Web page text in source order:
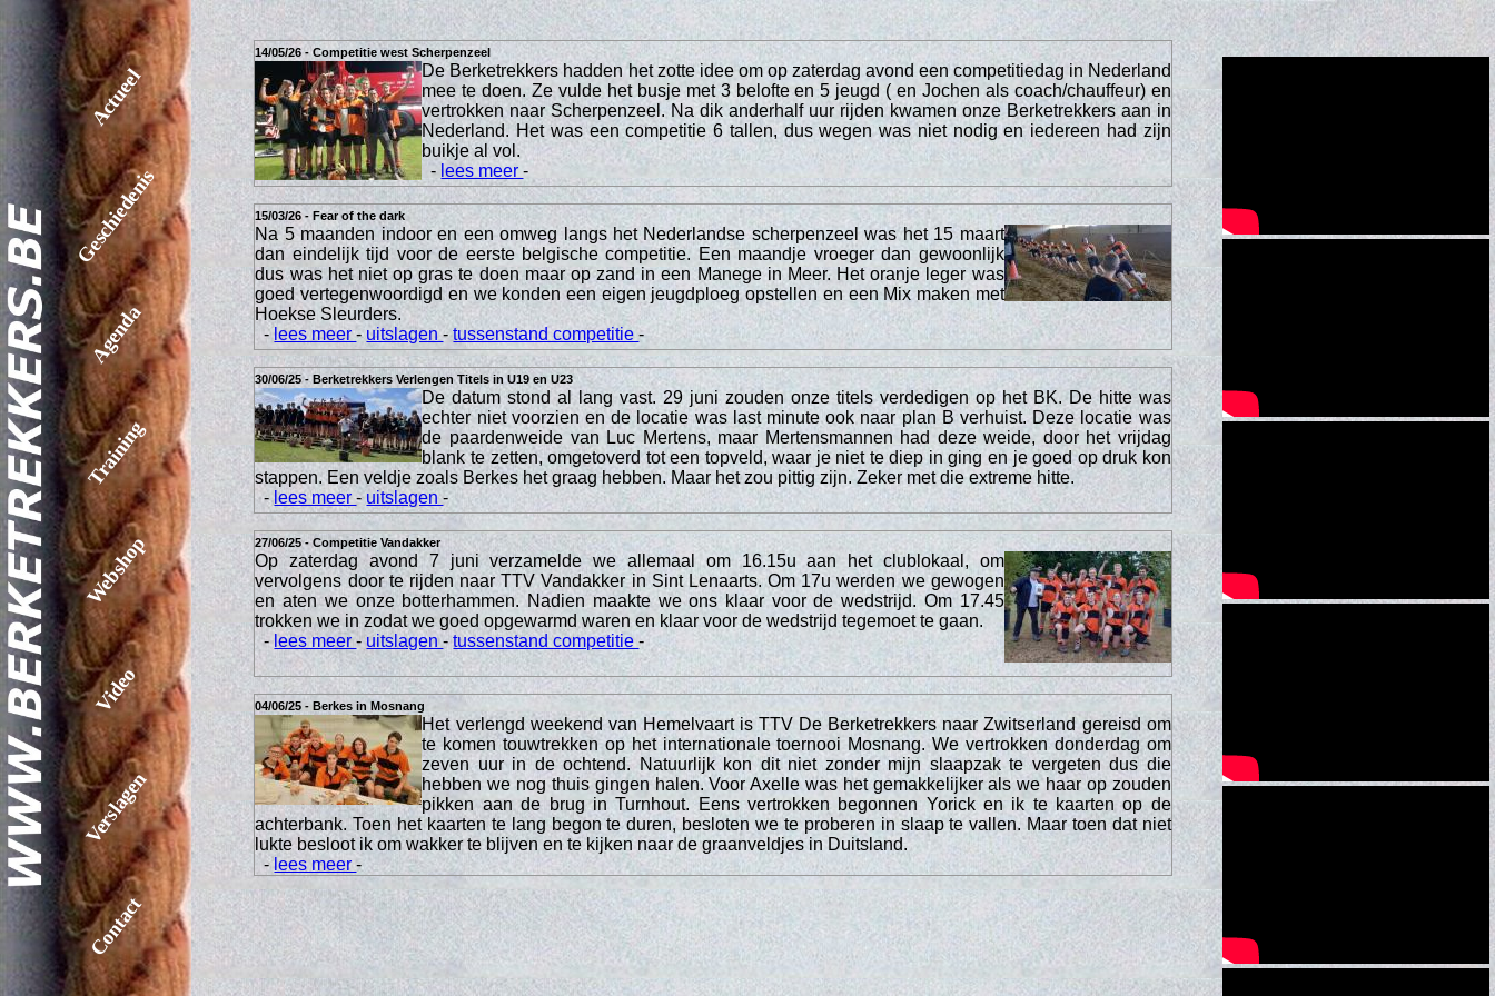
Actueel
Geschiedenis
Agenda
Training
Webshop
Video
Verslagen
Contact
14/05/26 - Competitie west Scherpenzeel
De Berketrekkers hadden het zotte idee om op zaterdag avond een competitiedag in Nederland
mee te doen. Ze vulde het busje met 3 belofte en 5 jeugd ( en Jochen als coach/chauffeur) en
vertrokken naar Scherpenzeel. Na dik anderhalf uur rijden kwamen onze Berketrekkers aan in
Nederland. Het was een competitie 6 tallen, dus wegen was niet nodig en iedereen had zijn
buikje al vol.
- lees meer-
15/03/26 - Fear of the dark
Na 5 maanden indoor en een omweg langs het Nederlandse scherpenzeel was het 15 maart
dan eindelijk tijd voor de eerste belgische competitie. Een maandje vroeger dan gewoonlijk
dus was het niet op gras te doen maar op zand in een Manege in Meer. Het oranje leger was
goed vertegenwoordigd en we konden een eigen jeugdploeg opstellen en een Mix maken met
Hoekse Sleurders.
-lees meer-uitslagen-tussenstand competitie-
30/06/25 - Berketrekkers Verlengen Titels in U19 en U23
De datum stond al lang vast. 29 juni zouden onze titels verdedigen op het BK. De hitte was
echter niet voorzien en de locatie was last minute ook naar plan B verhuist. Deze locatie was
de paardenweide van Luc Mertens, maar Mertensmannen had deze weide, door het vrijdag
blank te zetten, omgetoverd tot een topveld, waar je niet te diep in ging en je goed op druk kon
stappen. Een veldje zoals Berkes het graag hebben. Maar het zou pittig zijn. Zeker met die extreme hitte.
- lees meer-uitslagen-
27/06/25 - Competitie Vandakker
Op zaterdag avond 7 juni verzamelde we allemaal om 16.15u aan het clublokaal, om
vervolgens door te rijden naar TTV Vandakker in Sint Lenaarts. Om 17u werden we gewogen
en aten we onze botterhammen. Nadien maakte we ons klaar voor de wedstrijd. Om 17.45
trokken we in zodat we goed opgewarmd waren en klaar voor de wedstrijd tegemoet te gaan.
- lees meer-uitslagen-tussenstand competitie-
04/06/25 - Berkes in Mosnang
Het verlengd weekend van Hemelvaart is TTV De Berketrekkers naar Zwitserland gereisd om
te komen touwtrekken op het internationale toernooi Mosnang. We vertrokken donderdag om
zeven uur in de ochtend. Natuurlijk kon dit niet zonder mijn slaapzak te vergeten dus die
hebben we nog thuis gingen halen. Voor Axelle was het gemakkelijker als we haar op zouden
pikken aan de brug in Turnhout. Eens vertrokken begonnen Yorick en ik te kaarten op de
achterbank. Toen het kaarten te lang begon te duren, besloten we te proberen in slaap te vallen. Maar toen dat niet
lukte besloot ik om wakker te blijven en te kijken naar de graanveldjes in Duitsland.
-lees meer-